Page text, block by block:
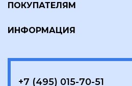
ПОКУПАТЕЛЯМ
ИНФОРМАЦИЯ
+7 (495) 015-70-51